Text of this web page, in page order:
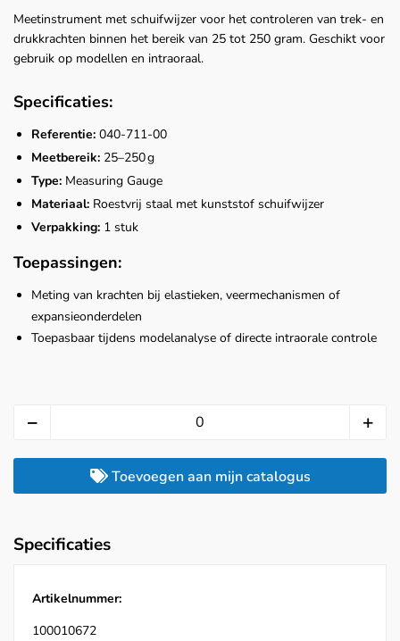
Meetinstrument met schuifwijzer voor het controleren van trek- en
drukkrachten binnen het bereik van 25 tot 250 gram. Geschikt voor
gebruik op modellen en intraoraal.
Specificaties:
Referentie: 040‑711‑00
Meetbereik: 25–250 g
Type: Measuring Gauge
Materiaal: Roestvrij staal met kunststof schuifwijzer
Verpakking: 1 stuk
Toepassingen:
Meting van krachten bij elastieken, veermechanismen of
expansieonderdelen
Toepasbaar tijdens modelanalyse of directe intraorale controle
Toevoegen aan mijn catalogus
Specificaties
Artikelnummer:
100010672